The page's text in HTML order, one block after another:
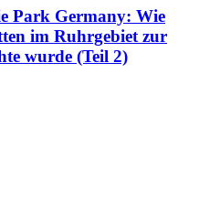
Park Germany: Wie
im Ruhrgebiet zur
wurde (Teil 2)